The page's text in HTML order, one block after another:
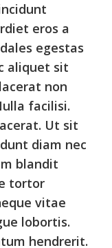
eros a
egestas
aliquet sit
non
facilisi.
Ut sit
diam nec
blandit
tortor
vitae
lobortis.
hendrerit.